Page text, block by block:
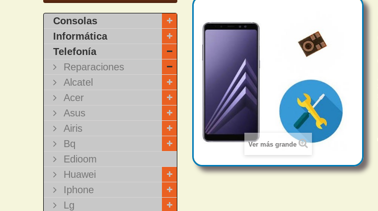
Consolas
Informática
Telefonía
Reparaciones
Alcatel
Acer
Asus
Airis
Bq
Edioom
Huawei
Iphone
Lg
Ver más grande